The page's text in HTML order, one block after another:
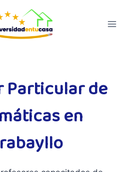
Particular de
en